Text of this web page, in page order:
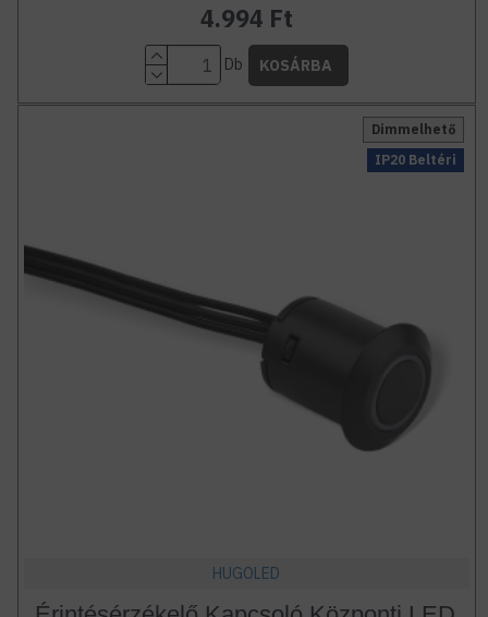
4.994 Ft
Db KOSÁRBA
IP20 Beltéri
Dimmelhető
HUGOLED